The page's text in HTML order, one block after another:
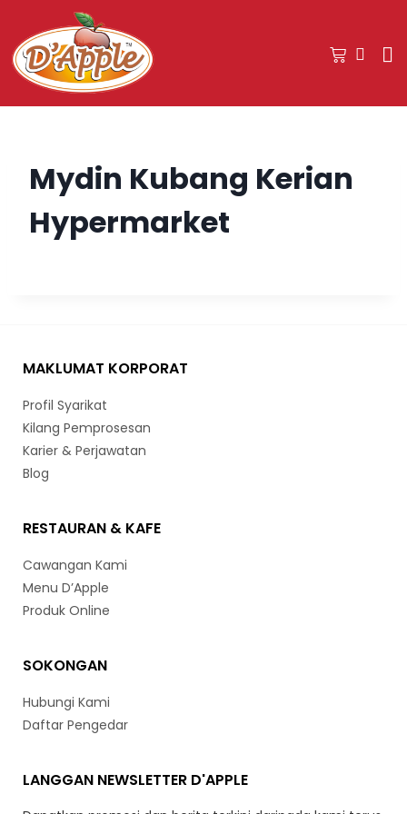
Mydin Kubang Kerian
Hypermarket
MAKLUMAT KORPORAT
Profil Syarikat
Kilang Pemprosesan
Karier & Perjawatan
Blog
RESTAURAN & KAFE
Cawangan Kami
Menu D’Apple
Produk Online
SOKONGAN
Hubungi Kami
Daftar Pengedar
LANGGAN NEWSLETTER D'APPLE